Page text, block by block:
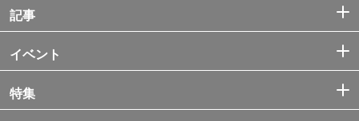
記事
イベント
特集